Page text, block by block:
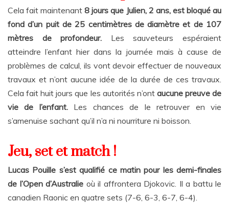
Cela fait maintenant8 jours que Julien, 2 ans, est bloqué au
fond d’un puit de 25 centimètres de diamètre et de 107
mètres de profondeur. Les sauveteurs espéraient
atteindre l’enfant hier dans la journée mais à cause de
problèmes de calcul, ils vont devoir effectuer de nouveaux
travaux et n’ont aucune idée de la durée de ces travaux.
Cela fait huit jours que les autorités n’ont aucune preuve de
vie de l’enfant.Les chances de le retrouver en vie
s’amenuise sachant qu’il n’a ni nourriture ni boisson.
Jeu, set et match !
Lucas Pouille s’est qualifié ce matin pour les demi-finales
de l’Open d’Australie où il affrontera Djokovic. Il a battu le
canadien Raonic en quatre sets (7-6, 6-3, 6-7, 6-4).